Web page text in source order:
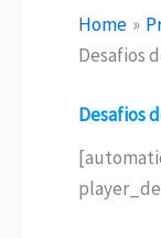
Home
Desafios
Desafios